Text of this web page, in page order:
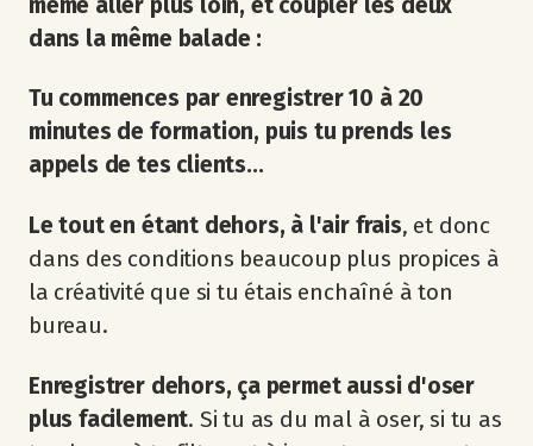
dans la même balade :
Tu commences par enregistrer 10 à 20
minutes de formation, puis tu prends les
appels de tes clients...
Le tout en étant dehors, à l'air frais, et donc
dans des conditions beaucoup plus propices à
la créativité que si tu étais enchaîné à ton
bureau.
Enregistrer dehors, ça permet aussi d'oser
plus facilement. Si tu as du mal à oser, si tu as